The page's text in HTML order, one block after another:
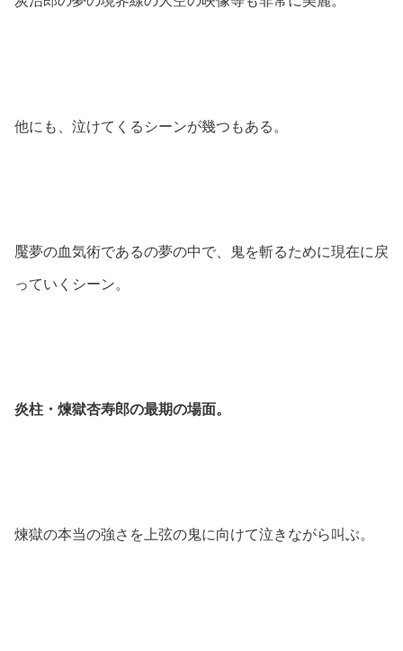
他にも、泣けてくるシーンが幾つもある。
魘夢の血気術であるの夢の中で、鬼を斬るために現在に戻
っていくシーン。
炎柱・煉獄杏寿郎の最期の場面。
煉獄の本当の強さを上弦の鬼に向けて泣きながら叫ぶ。